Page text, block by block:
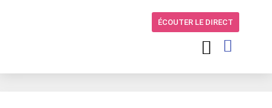
ÉCOUTER LE DIRECT